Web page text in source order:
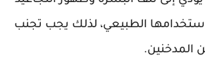
الطبيعي، لذلك يجب تجنب
المدخنين.